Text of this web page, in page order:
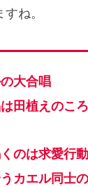
ね。
大合唱
田植えのこ
のは求愛行
カエル同士